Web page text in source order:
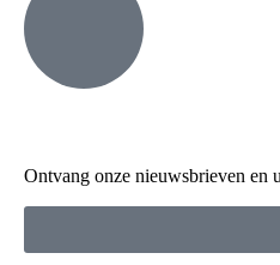
Ontvang onze nieuwsbrieven en